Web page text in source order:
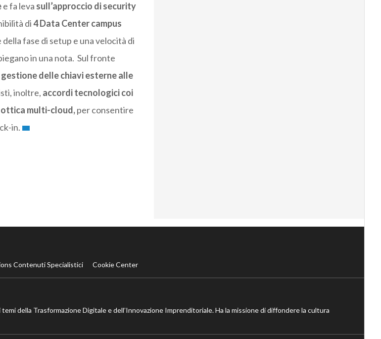
e fa leva sull’approccio di security
di4 Data Center campus
fase di setup e una velocità di
in una nota. Sul fronte
delle chiavi esterne alle
inoltre, accordi tecnologici coi
ottica multi-cloud,per consentire
in.
Contenuti Specialistici Cookie Center
della Trasformazione Digitale e dell’Innovazione Imprenditoriale. Ha la missione di diffondere la cultura